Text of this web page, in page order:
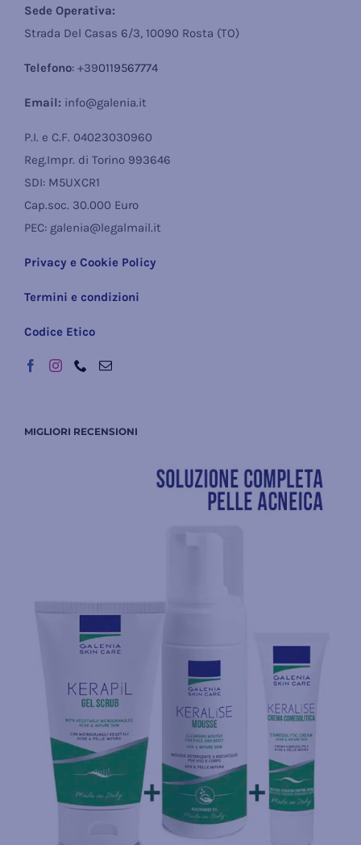
Sede Operativa:
Strada Del Casas 6/3, 10090 Rosta (TO)
Telefono: +390119567774
Email: info@galenia.it
P.I. e C.F. 04023030960
Reg.Impr. di Torino 993646
SDI: M5UXCR1
Cap.soc. 30.000 Euro
PEC: galenia@legalmail.it
Privacy e Cookie Policy
Termini e condizioni
Codice Etico
MIGLIORI RECENSIONI